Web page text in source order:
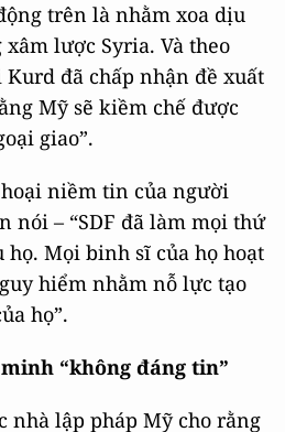
trên là nhằm xoa dịu
lược Syria. Và theo
đã chấp nhận đề xuất
Mỹ sẽ kiềm chế được
giao”.
niềm tin của người
nói – “SDF đã làm mọi thứ
họ. Mọi binh sĩ của họ hoạt
hiểm nhằm nỗ lực tạo
họ”.
“không đáng tin”
nhà lập pháp Mỹ cho rằng